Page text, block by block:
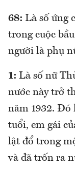
68: Là số ứng
trong cuộc
người là phụ
1: Là số nữ
nước này trở
năm 1932. Đó
tuổi, em gái
lật đổ trong
và đã trốn ra